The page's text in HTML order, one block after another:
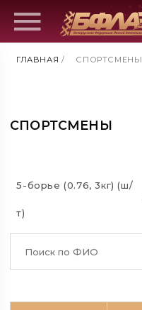
ГЛАВНАЯ / СПОРТСМЕНЫ
СПОРТСМЕНЫ
5-борье (0.76, 3кг) (ш/
т)